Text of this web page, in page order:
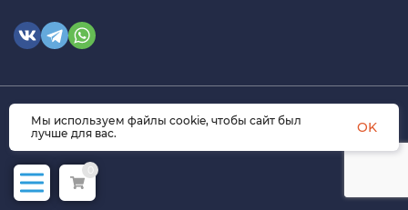
© 2026 himmedsnab.ru. Все права защищены
Мы используем файлы cookie, чтобы сайт был
лучше для вас.
OK